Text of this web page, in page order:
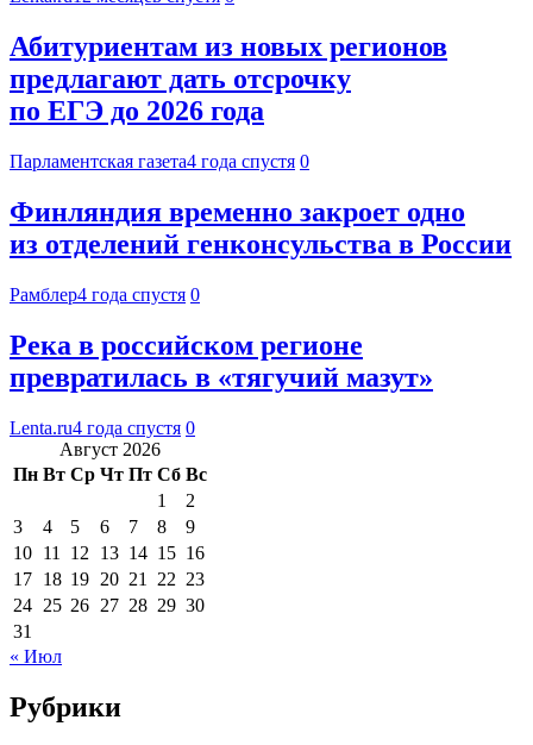
Абитуриентам из новых регионов
предлагают дать отсрочку
по ЕГЭ до 2026 года
Парламентская газета4 года спустя 0
Финляндия временно закроет одно
из отделений генконсульства в России
Рамблер4 года спустя 0
Река в российском регионе
превратилась в «тягучий мазут»
Lenta.ru4 года спустя 0
Август 2026
Пн Вт Ср Чт Пт Сб Вс
1
2
3
4 5 6 7 8
9
10 11 12 13 14 15 16
17 18 19 20 21 22 23
24 25 26 27 28 29 30
31
« Июл
Рубрики